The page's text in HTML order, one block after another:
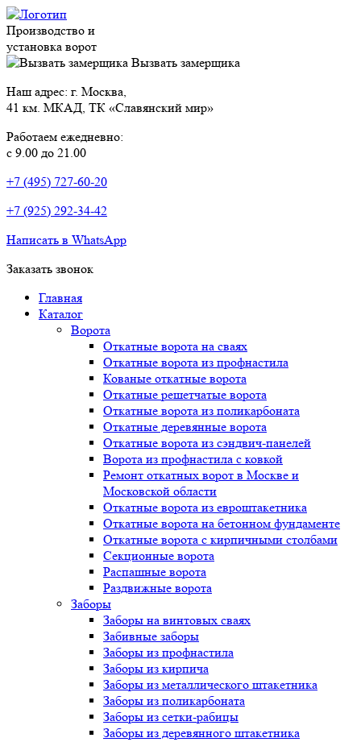
Производство и
установка ворот
Вызвать замерщика
Наш адрес: г. Москва,
41 км. МКАД, ТК «Славянский мир»
Работаем ежедневно:
с 9.00 до 21.00
+7 (495) 727-60-20
+7 (925) 292-34-42
Написать в WhatsApp
Заказать звонок
Главная
Каталог
Ворота
Откатные ворота на сваях
Откатные ворота из профнастила
Кованые откатные ворота
Откатные решетчатые ворота
Откатные ворота из поликарбоната
Откатные деревянные ворота
Откатные ворота из сэндвич-панелей
Ворота из профнастила с ковкой
Ремонт откатных ворот в Москве и
Московской области
Откатные ворота из евроштакетника
Откатные ворота на бетонном фундаменте
Откатные ворота с кирпичными столбами
Секционные ворота
Распашные ворота
Раздвижные ворота
Заборы
Заборы на винтовых сваях
Забивные заборы
Заборы из профнастила
Заборы из кирпича
Заборы из металлического штакетника
Заборы из поликарбоната
Заборы из сетки-рабицы
Заборы из деревянного штакетника